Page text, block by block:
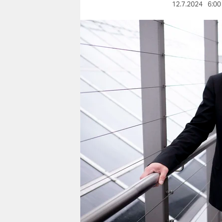
nord
wahrheit
verlag
verlag
veranstaltungen
shop
fragen & hilfe
unterstützen
abo
genossenschaft
12.7.2024